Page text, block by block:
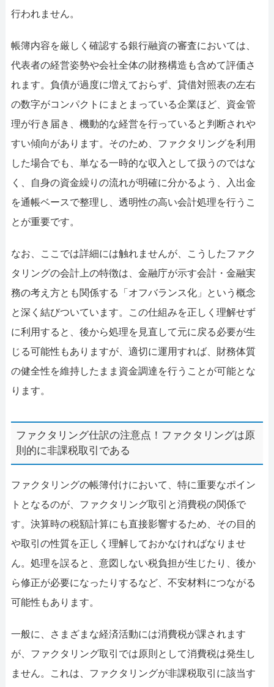
行われません。
帳簿内容を厳しく確認する銀行融資の審査においては、
代表者の経営姿勢や会社全体の財務構造も含めて評価さ
れます。負債が過度に増えておらず、貸借対照表の左右
の数字がコンパクトにまとまっている企業ほど、資金管
理が行き届き、機動的な経営を行っていると判断されや
すい傾向があります。そのため、ファクタリングを利用
した場合でも、単なる一時的な収入として扱うのではな
く、自身の資金繰りの流れが明確に分かるよう、入出金
を通帳ベースで整理し、透明性の高い会計処理を行うこ
とが重要です。
なお、ここでは詳細には触れませんが、こうしたファク
タリングの会計上の特徴は、金融庁が示す会計・金融実
務の考え方とも関係する「オフバランス化」という概念
と深く結びついています。この仕組みを正しく理解せず
に利用すると、後から処理を見直して元に戻る必要が生
じる可能性もありますが、適切に運用すれば、財務体質
の健全性を維持したまま資金調達を行うことが可能とな
ります。
ファクタリング仕訳の注意点！ファクタリングは原
則的に非課税取引である
ファクタリングの帳簿付けにおいて、特に重要なポイン
トとなるのが、ファクタリング取引と消費税の関係で
す。決算時の税額計算にも直接影響するため、その目的
や取引の性質を正しく理解しておかなければなりませ
ん。処理を誤ると、意図しない税負担が生じたり、後か
ら修正が必要になったりするなど、不安材料につながる
可能性もあります。
一般に、さまざまな経済活動には消費税が課されます
が、ファクタリング取引では原則として消費税は発生し
ません。これは、ファクタリングが非課税取引に該当す